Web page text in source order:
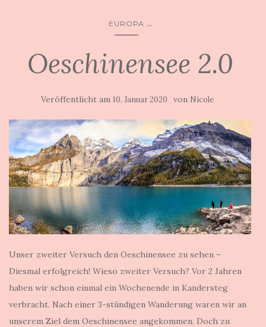
EUROPA ...
Oeschinensee 2.0
Veröffentlicht am 10. Januar 2020 von Nicole
Unser zweiter Versuch den Oeschinensee zu sehen –
Diesmal erfolgreich! Wieso zweiter Versuch? Vor 2 Jahren
haben wir schon einmal ein Wochenende in Kandersteg
verbracht. Nach einer 3-stündigen Wanderung waren wir an
unserem Ziel dem Oeschinensee angekommen. Doch zu